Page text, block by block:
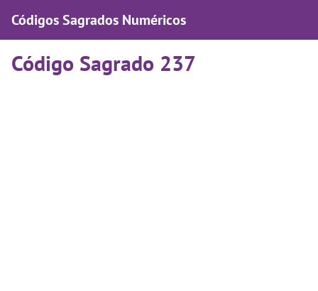
Códigos Sagrados Numéricos
Código Sagrado 237